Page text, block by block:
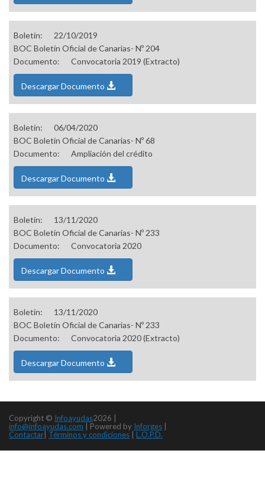
Boletín:
22/10/2019
BOC Boletín Oficial de Canarias- Nº 204
Documento:
Convocatoria 2019 (Extracto)
Descargar Documento
Boletín:
06/04/2020
BOC Boletín Oficial de Canarias- Nº 68
Documento:
Ampliación del crédito
Descargar Documento
Boletín:
13/11/2020
BOC Boletín Oficial de Canarias- Nº 233
Documento:
Convocatoria 2020
Descargar Documento
Boletín:
13/11/2020
BOC Boletín Oficial de Canarias- Nº 233
Documento:
Convocatoria 2020 (Extracto)
Descargar Documento
Copyright © Infoayudas2026 |
info@infoayudas.com
Powered by Inforges
Contactar Términos y condiciones L.O.P.D.